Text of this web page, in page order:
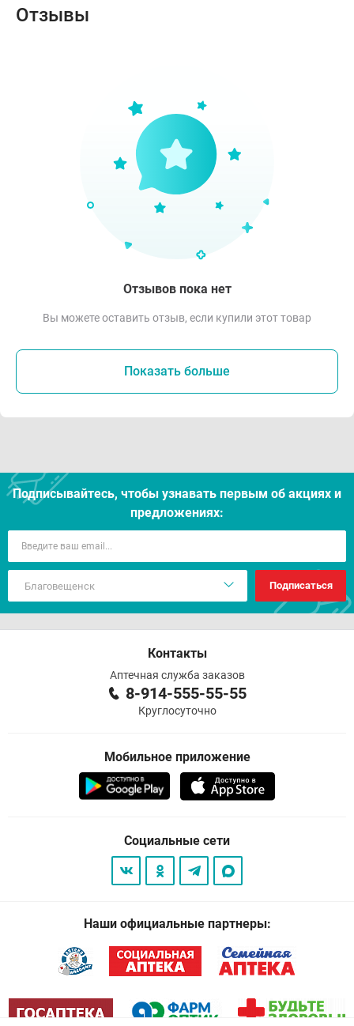
Отзывы
Отзывов пока нет
Вы можете оставить отзыв, если купили этот товар
Показать больше
Подписывайтесь, чтобы узнавать первым об акцияx и
предложениях:
Подписаться
Контакты
Аптечная служба заказов
8-914-555-55-55
Круглосуточно
Мобильное приложение
Социальные сети
Наши официальные партнеры: